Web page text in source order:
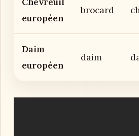
européen
brocard
Daim
européen
daim